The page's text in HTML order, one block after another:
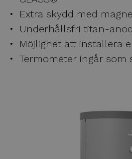
Extra skydd med
Underhållsfri titan-
Möjlighet att installera
Termometer ingår som
Varmattenberedare
Kombinerade
Ackumulatortankar
Markstativ